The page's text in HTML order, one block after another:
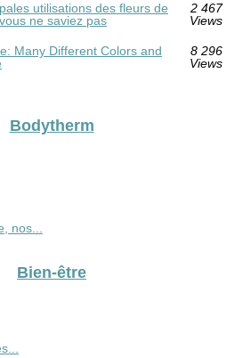
utilisations des fleurs de
ne saviez pas
2 467
Views
Many Different Colors and
8 296
Views
Bodytherm
nos...
Bien-être